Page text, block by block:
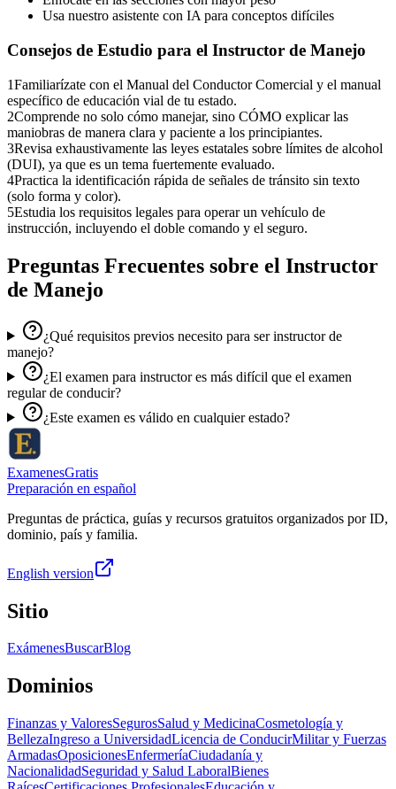
Usa nuestro asistente con IA para conceptos difíciles
Consejos de Estudio para el Instructor de Manejo
1Familiarízate con el Manual del Conductor Comercial y el manual
específico de educación vial de tu estado.
2Comprende no solo cómo manejar, sino CÓMO explicar las
maniobras de manera clara y paciente a los principiantes.
3Revisa exhaustivamente las leyes estatales sobre límites de alcohol
(DUI), ya que es un tema fuertemente evaluado.
4Practica la identificación rápida de señales de tránsito sin texto
(solo forma y color).
5Estudia los requisitos legales para operar un vehículo de
instrucción, incluyendo el doble comando y el seguro.
Preguntas Frecuentes sobre el Instructor
de Manejo
¿Qué requisitos previos necesito para ser instructor de
manejo?
¿El examen para instructor es más difícil que el examen
regular de conducir?
¿Este examen es válido en cualquier estado?
ExamenesGratis
Preparación en español
Preguntas de práctica, guías y recursos gratuitos organizados por ID,
dominio, país y familia.
English version
Sitio
ExámenesBuscarBlog
Dominios
Finanzas y ValoresSegurosSalud y MedicinaCosmetología y
BellezaIngreso a UniversidadLicencia de ConducirMilitar y Fuerzas
ArmadasOposicionesEnfermeríaCiudadanía y
NacionalidadSeguridad y Salud LaboralBienes